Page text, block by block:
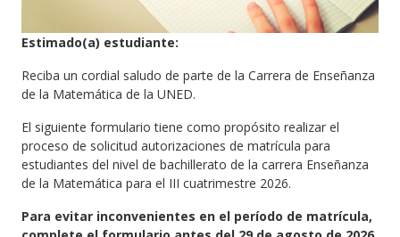
Estimado(a) estudiante:
Reciba un cordial saludo de parte de la Carrera de Enseñanza
de la Matemática de la UNED.
El siguiente formulario tiene como propósito realizar el
proceso de solicitud autorizaciones de matrícula para
estudiantes del nivel de bachillerato de la carrera Enseñanza
de la Matemática para el III cuatrimestre 2026.
Para evitar inconvenientes en el período de matrícula,